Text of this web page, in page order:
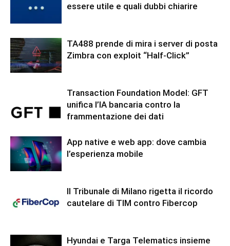
essere utile e quali dubbi chiarire
TA488 prende di mira i server di posta
Zimbra con exploit “Half-Click”
Transaction Foundation Model: GFT
unifica l’IA bancaria contro la
frammentazione dei dati
App native e web app: dove cambia
l’esperienza mobile
Il Tribunale di Milano rigetta il ricordo
cautelare di TIM contro Fibercop
Hyundai e Targa Telematics insieme